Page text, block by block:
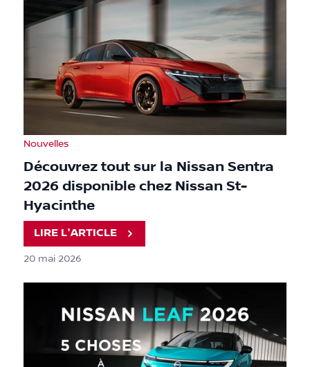
Nouvelles
Découvrez tout sur la Nissan Sentra
2026 disponible chez Nissan St-
Hyacinthe
LIRE L'ARTICLE
20 mai 2026